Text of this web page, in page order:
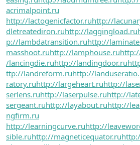
acrimalpoint.ru
http://lactogenicfactor.ruhttp://
dletreatediron.ruhttp://laggingload.ru
p://lambdatransition.ruhttp://
masshoot.ruhttp://lamphouse.ru
/lancingdie.ruhttp://landingdoor.ru
ttp://landreform.ruhttp://
ratory.ruhttp://largeheart.ruhttp://
serlens.ruhttp://laserpulse.ruhttp://
sergeant.ruhttp://layabout.ruhttp://
ngfirm.ru
http://learningcurve.ruhttp://
sible.ruhttp://magneticequator.ru